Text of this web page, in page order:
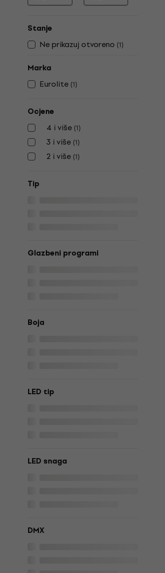
Stanje
Ne prikazuj otvoreno (1)
Marka
Eurolite (1)
Ocjene
4 i više (1)
3 i više (1)
2 i više (1)
Tip
Glazbeni programi
Boja
LED tip
LED snaga
DMX